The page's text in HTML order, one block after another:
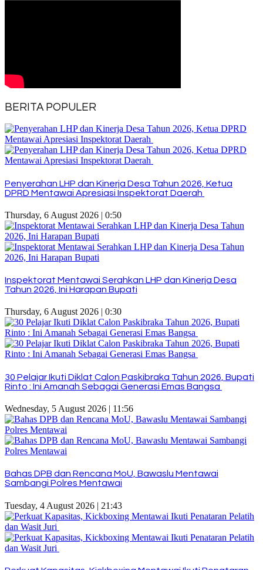
BERITA POPULER
Penyerahan LHP dan Kinerja Desa Tahun 2026, Ketua
DPRD Mentawai Apresiasi Inspektorat Daerah
Thursday, 6 August 2026 | 0:50
Inspektorat Mentawai Serahkan LHP dan Kinerja Desa
Tahun 2026, Ini Harapan Bupati
Thursday, 6 August 2026 | 0:30
30 Pelajar Ikuti Diklat Calon Paskibraka Tahun 2026, Bupati
Rinto : Ini Amanah Sebagai Generasi Emas Bangsa
Wednesday, 5 August 2026 | 11:56
Bahas DPB dan Rencana MoU, Bawaslu Mentawai
Sambangi Polres Mentawai
Tuesday, 4 August 2026 | 21:43